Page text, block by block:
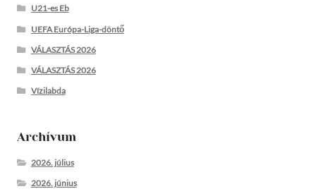
U21-es Eb
UEFA Európa-Liga-döntő
VÁLASZTÁS 2026
VÁLASZTÁS 2026
Vízilabda
Archívum
2026. július
2026. június